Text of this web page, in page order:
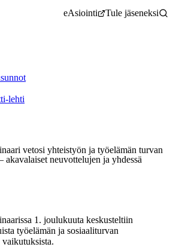
eAsiointi Tule jäseneksi
lehti
vetosi yhteistyön ja työelämän turvan
akavalaiset neuvottelujen ja yhdessä
1. joulukuuta keskusteltiin
työelämän ja sosiaaliturvan